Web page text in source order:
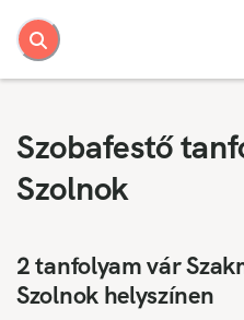
Szobafestő
Szolnok
2 tanfolyam vár
Szolnok helyszínen